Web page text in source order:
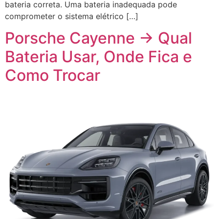
bateria correta. Uma bateria inadequada pode
comprometer o sistema elétrico […]
Porsche Cayenne → Qual
Bateria Usar, Onde Fica e
Como Trocar